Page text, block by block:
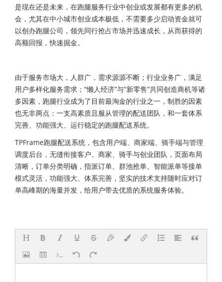
是现在还是未来，在跑腿服务行业中创业或发展都有更多的机
会，尤其在中小城市创业成本极低，不需要多少启动资金就可
以创办跑腿公司，领先同行抢占市场并迅速成长，从而获得的
高额回报，快速掘金。
由于服务市场大，人群广，需求源源不断；行业业务广，满足
用户多样化服务需求；“懒人经济”与“新零售”共同创造商机等诸
多因素，跑腿行业成为了目前最淘金的行业之一，制胜的因素
也无非两点：一支高素质且服从管理的配送团队，和一套体系
完善、功能强大、运行稳定的跑腿配送系统。
TPFrame跑腿配送系统，包含用户端、商家端、骑手端与管理
调度后台，无缝衔接客户、商家、骑手与创业团队，页面布局
清晰，订单分类明确，指派订单、群池抢单、智能派单等接单
模式灵活，功能强大、体系完善，坚实的技术支持随时应对订
单高峰期的海量并发，给用户带去优质的系统服务体验。